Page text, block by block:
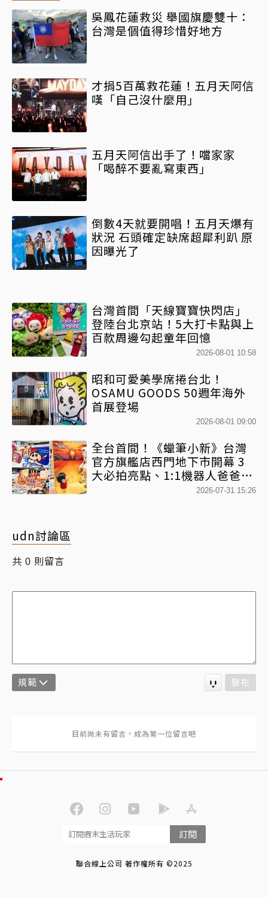
吳鳳花蓮救災 舉國旗慶雙十：
台灣是個值得珍惜好地方
才捐5百萬救花蓮！五月天阿信
嘆「自己沒什麼用」
五月天阿信出手了！噹家家
「喝醉不要亂寫東西」
倒數4天就要開唱！五月天爆有
狀況 石頭確定缺席超犀利趴 原
因曝光了
台灣首間「天線寶寶快閃店」
登陸台北京站！5大打卡點與上
百款周邊勾起童年回憶
2026-08-01 10:58
昭和可愛美學席捲台北！
OSAMU GOODS 50週年海外
首展登場
2026-08-01 09:00
全台首間！《蠟筆小新》台灣
官方旗艦店西門地下市開幕 3
大必拍亮點、1:1機器人爸爸、
百款日本直送周邊快搶2026-07-31 15:26
udn討論區
共 0 則留言
規範 發布
訂閱
聯合線上公司 著作權所有 ©2025